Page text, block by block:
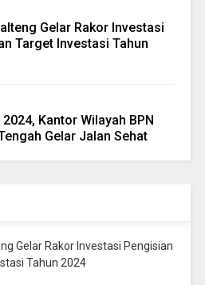
Gelar Rakor Investasi
Target Investasi Tahun
Kantor Wilayah BPN
Gelar Jalan Sehat
Gelar Rakor Investasi Pengisian
Tahun 2024